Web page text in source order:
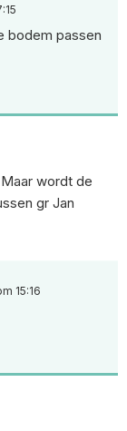
bodem passen
wordt de
gr Jan
15:16